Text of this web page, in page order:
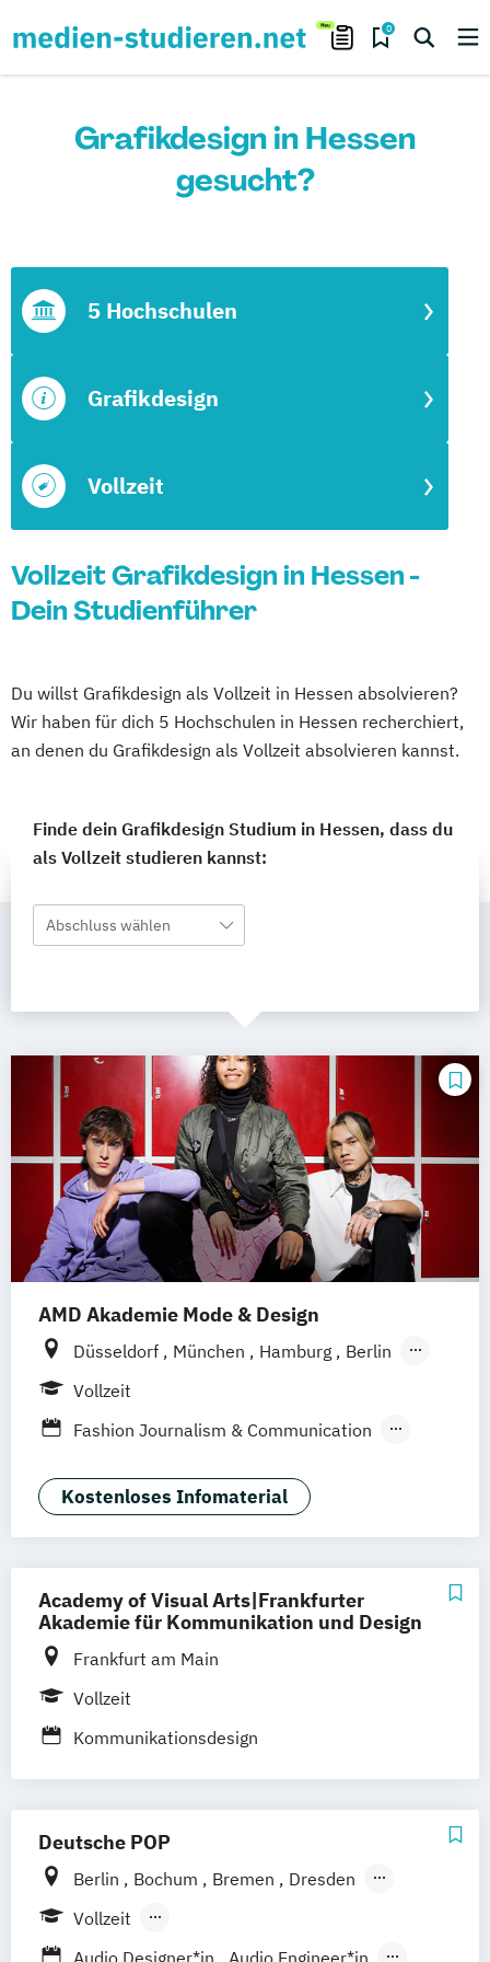
0
Grafikdesign in Hessen
gesucht?
Vollzeit
Grafikdesign
5 Hochschulen
Vollzeit Grafikdesign in Hessen -
Dein Studienführer
Du willst Grafikdesign als Vollzeit in Hessen absolvieren?
Wir haben für dich 5 Hochschulen in Hessen recherchiert,
an denen du Grafikdesign als Vollzeit absolvieren kannst.
Finde dein Grafikdesign Studium in Hessen, dass du
als Vollzeit studieren kannst:
Abschluss wählen
AMD Akademie Mode & Design
Düsseldorf München Hamburg
Berlin
Wiesbaden
Vollzeit
Fashion Journalism & Communication
Industrie & Produkt Design
Interior Design
Kostenloses Infomaterial
Academy of Visual Arts|Frankfurter
Akademie für Kommunikation und Design
Frankfurt am Main
Vollzeit
Kommunikationsdesign
Deutsche POP
Berlin Bochum Bremen
Dresden
Frankfurt am Main
Vollzeit
Berufsbegleitendes Präsenzstudium